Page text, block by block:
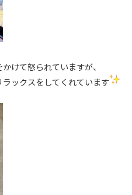
けて怒られていますが、
ックスをしてくれています